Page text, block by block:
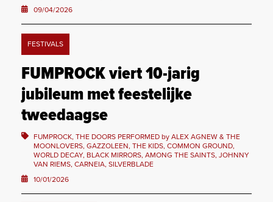
09/04/2026
FESTIVALS
FUMPROCK viert 10-jarig
jubileum met feestelijke
tweedaagse
FUMPROCK, THE DOORS PERFORMED by ALEX AGNEW & THE
MOONLOVERS, GAZZOLEEN, THE KIDS, COMMON GROUND,
WORLD DECAY, BLACK MIRRORS, AMONG THE SAINTS, JOHNNY
VAN RIEMS, CARNEIA, SILVERBLADE
10/01/2026